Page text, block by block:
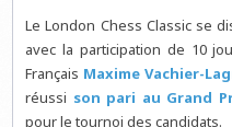
Le London Chess Classic se
avec la participation de 10
Français Maxime Vachier-
réussi son pari au Grand
pour le tournoi des candidats.